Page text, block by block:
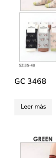
GC 3468
Leer más